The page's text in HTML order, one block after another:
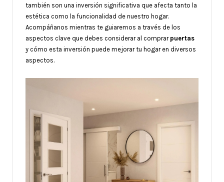
también son una inversión significativa que afecta tanto la
estética como la funcionalidad de nuestro hogar.
Acompáñanos mientras te guiaremos a través de los
aspectos clave que debes considerar al comprar puertas
y cómo esta inversión puede mejorar tu hogar en diversos
aspectos.